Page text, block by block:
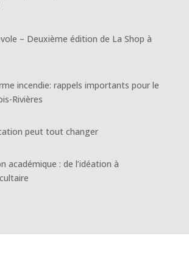
– Deuxième édition de La Shop à
incendie: rappels importants pour le
Rivières
peut tout changer
académique : de l’idéation à